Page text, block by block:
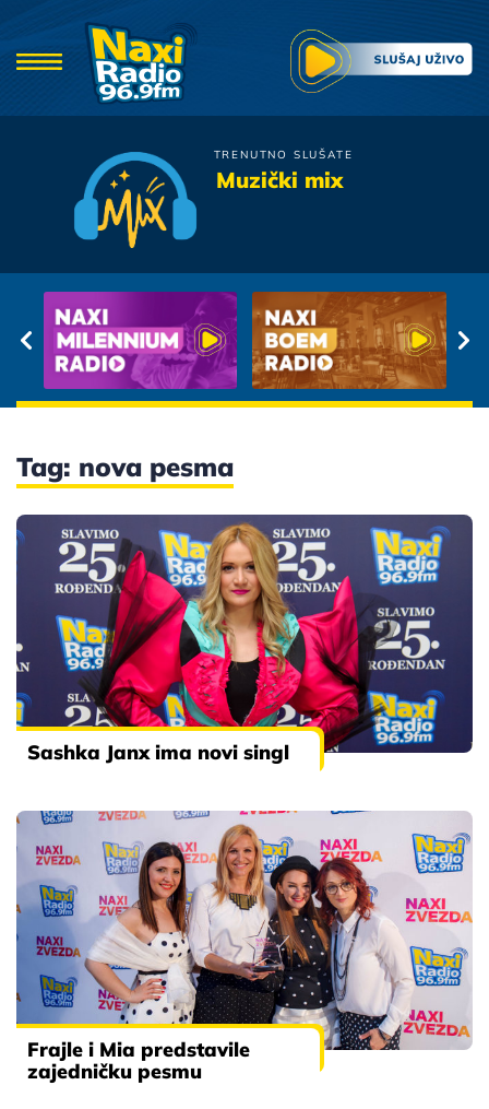
TRENUTNO SLUŠATE
Muzički mixBijelo Dugme
Tag: nova pesma
Sashka Janx ima novi singl
Frajle i Mia predstavile
zajedničku pesmu